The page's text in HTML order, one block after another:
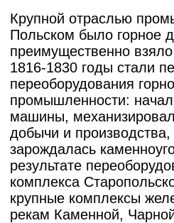
Крупной отраслью
Польском было горное
преимущественно
1816-1830 годы стали
переоборудования
промышленности:
машины,
добычи и
зарождалась
результате
комплекса
крупные комплексы
рекам Каменной,